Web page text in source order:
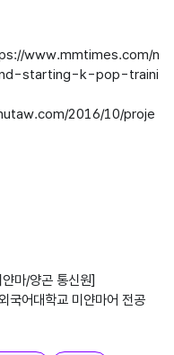
www.mmtimes.com/n
starting-k-pop-traini
2016/10/proje
마/양곤 통신원]
국어대학교 미얀마어 전공